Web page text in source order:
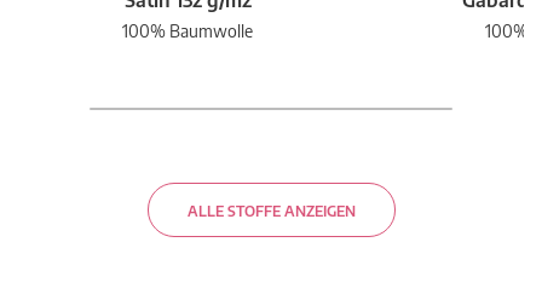
100% Baumwolle 100%
ALLE STOFFE ANZEIGEN